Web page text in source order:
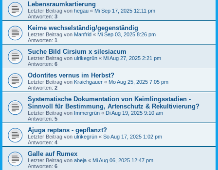
Lebensraumkartierung
Letzter Beitrag von hegau « Mi Sep 17, 2025 12:11 pm
Antworten: 3
Keime wechselständig/gegenständig
Letzter Beitrag von Manfrid « Mi Sep 03, 2025 8:26 pm
Antworten: 1
Suche Bild Cirsium x silesiacum
Letzter Beitrag von ulrikegrün « Mi Aug 27, 2025 2:21 pm
Antworten: 6
Odontites vernus im Herbst?
Letzter Beitrag von Kraichgauer « Mo Aug 25, 2025 7:05 pm
Antworten: 2
Systematische Dokumentation von Keimlingsstadien -
Sinnvoll für Bestimmung, Artenschutz & Rekultivierung?
Letzter Beitrag von Immergrün « Di Aug 19, 2025 9:10 am
Antworten: 5
Ajuga reptans - gepflanzt?
Letzter Beitrag von ulrikegrün « So Aug 17, 2025 1:02 pm
Antworten: 4
Galle auf Rumex
Letzter Beitrag von abeja « Mi Aug 06, 2025 12:47 pm
Antworten: 6